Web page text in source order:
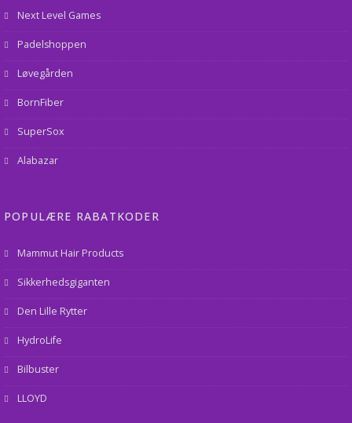
Next Level Games
Padelshoppen
Løvegården
BornFiber
SuperSox
Alabazar
POPULÆRE RABATKODER
Mammut Hair Products
Sikkerhedsgiganten
Den Lille Rytter
HydroLife
Bilbuster
LLOYD